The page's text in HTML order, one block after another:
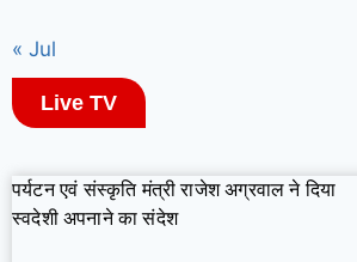
« Jul
Live TV
पर्यटन एवं संस्कृति मंत्री राजेश अग्रवाल ने दिया
स्वदेशी अपनाने का संदेश